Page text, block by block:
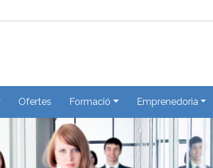
Ofertes Formació Emprenedoria